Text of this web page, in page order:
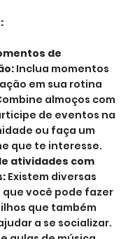
de
Inclua momentos
em sua rotina
almoços com
de eventos na
ou faça um
que te interesse.
atividades com
Existem diversas
você pode fazer
que também
a se socializar.